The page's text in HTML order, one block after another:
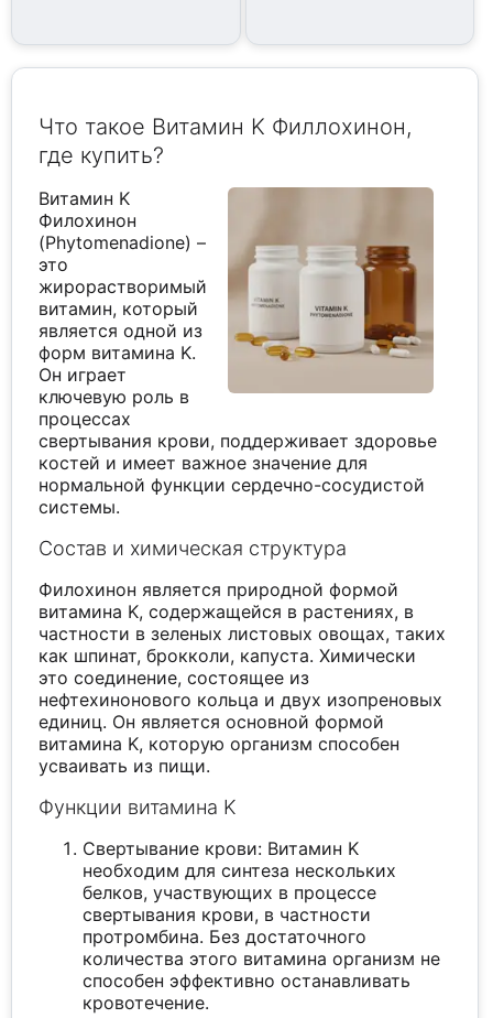
Что такое Витамин K Филлохинон,
где купить?
Витамин K
Филохинон
(Phytomenadione) –
это
жирорастворимый
витамин, который
является одной из
форм витамина K.
Он играет
ключевую роль в
процессах
свертывания крови, поддерживает здоровье
костей и имеет важное значение для
нормальной функции сердечно-сосудистой
системы.
Состав и химическая структура
Филохинон является природной формой
витамина K, содержащейся в растениях, в
частности в зеленых листовых овощах, таких
как шпинат, брокколи, капуста. Химически
это соединение, состоящее из
нефтехинонового кольца и двух изопреновых
единиц. Он является основной формой
витамина K, которую организм способен
усваивать из пищи.
Функции витамина K
Свертывание крови: Витамин K
необходим для синтеза нескольких
белков, участвующих в процессе
свертывания крови, в частности
протромбина. Без достаточного
количества этого витамина организм не
способен эффективно останавливать
кровотечение.